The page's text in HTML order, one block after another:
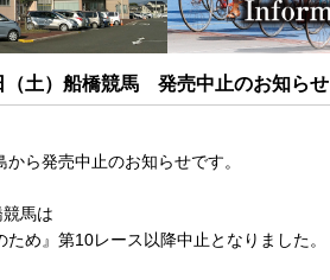
（土）船橋競馬 発売中止のお知らせ
ら発売中止のお知らせです。
馬は
ため』第10レース以降中止となりました。